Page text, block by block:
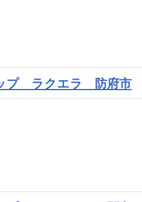
プ ラクエラ 防府市